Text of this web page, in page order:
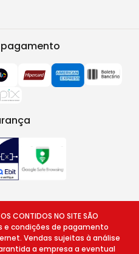
CONTIDOS NO SITE SÃO
e condições de pagamento
Vendas sujeitas à análise
a empresa a eventual